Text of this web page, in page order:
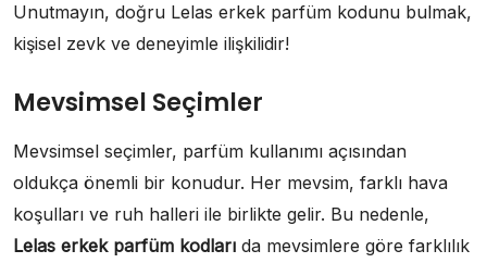
Unutmayın, doğru Lelas erkek parfüm kodunu bulmak,
kişisel zevk ve deneyimle ilişkilidir!
Mevsimsel Seçimler
Mevsimsel seçimler, parfüm kullanımı açısından
oldukça önemli bir konudur. Her mevsim, farklı hava
koşulları ve ruh halleri ile birlikte gelir. Bu nedenle,
Lelas erkek parfüm kodları da mevsimlere göre farklılık